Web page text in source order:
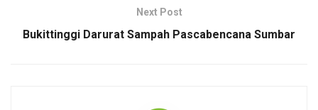
Next Post
Bukittinggi Darurat Sampah Pascabencana Sumbar